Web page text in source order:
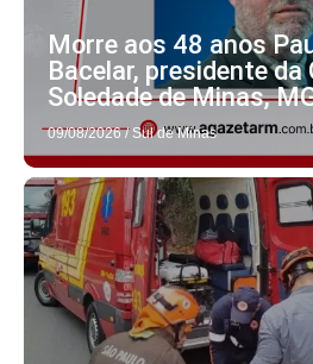
Morre aos 48 anos
Bacelar, presidente da
Soledade de Minas,
09/08/2026 / Sul de Minas